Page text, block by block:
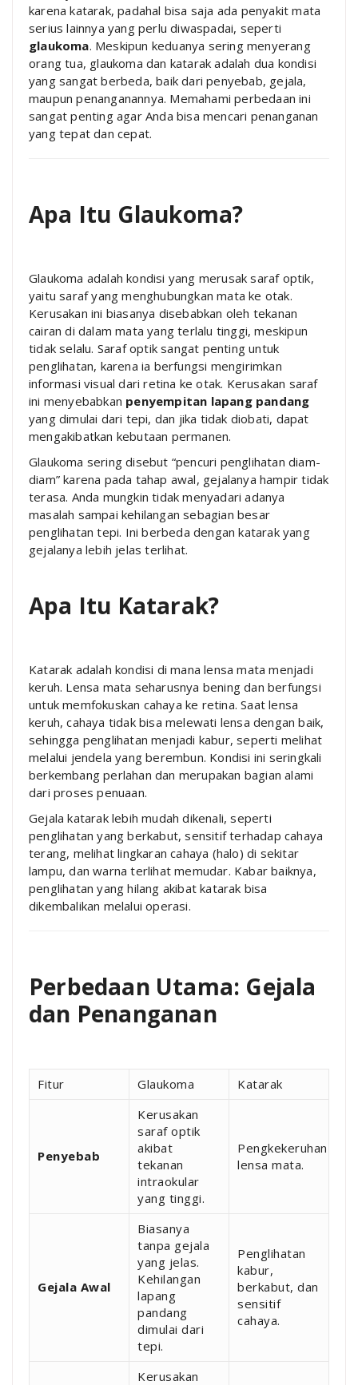
karena katarak, padahal bisa saja ada penyakit mata
serius lainnya yang perlu diwaspadai, seperti
glaukoma. Meskipun keduanya sering menyerang
orang tua, glaukoma dan katarak adalah dua kondisi
yang sangat berbeda, baik dari penyebab, gejala,
maupun penanganannya. Memahami perbedaan ini
sangat penting agar Anda bisa mencari penanganan
yang tepat dan cepat.
Apa Itu Glaukoma?
Glaukoma adalah kondisi yang merusak saraf optik,
yaitu saraf yang menghubungkan mata ke otak.
Kerusakan ini biasanya disebabkan oleh tekanan
cairan di dalam mata yang terlalu tinggi, meskipun
tidak selalu. Saraf optik sangat penting untuk
penglihatan, karena ia berfungsi mengirimkan
informasi visual dari retina ke otak. Kerusakan saraf
ini menyebabkan penyempitan lapang pandang
yang dimulai dari tepi, dan jika tidak diobati, dapat
mengakibatkan kebutaan permanen.
Glaukoma sering disebut “pencuri penglihatan diam-
diam” karena pada tahap awal, gejalanya hampir tidak
terasa. Anda mungkin tidak menyadari adanya
masalah sampai kehilangan sebagian besar
penglihatan tepi. Ini berbeda dengan katarak yang
gejalanya lebih jelas terlihat.
Apa Itu Katarak?
Katarak adalah kondisi di mana lensa mata menjadi
keruh. Lensa mata seharusnya bening dan berfungsi
untuk memfokuskan cahaya ke retina. Saat lensa
keruh, cahaya tidak bisa melewati lensa dengan baik,
sehingga penglihatan menjadi kabur, seperti melihat
melalui jendela yang berembun. Kondisi ini seringkali
berkembang perlahan dan merupakan bagian alami
dari proses penuaan.
Gejala katarak lebih mudah dikenali, seperti
penglihatan yang berkabut, sensitif terhadap cahaya
terang, melihat lingkaran cahaya (halo) di sekitar
lampu, dan warna terlihat memudar. Kabar baiknya,
penglihatan yang hilang akibat katarak bisa
dikembalikan melalui operasi.
Perbedaan Utama: Gejala
dan Penanganan
Fitur Glaukoma Katarak
Penyebab
Kerusakan
saraf optik
akibat
tekanan
intraokular
yang tinggi.
Pengkekeruhan
lensa mata.
Gejala Awal
Biasanya
tanpa gejala
yang jelas.
Kehilangan
lapang
pandang
dimulai dari
tepi.
Penglihatan
kabur,
berkabut, dan
sensitif
cahaya.
Kerusakan